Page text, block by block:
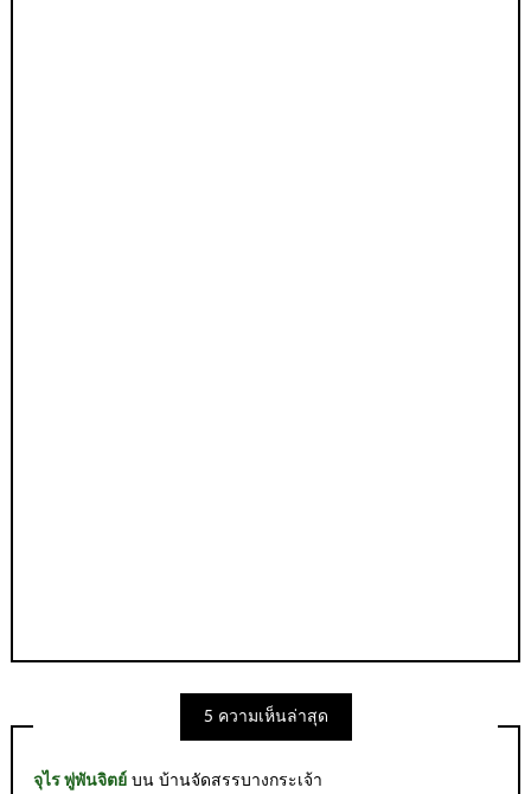
5 ความเห็นล่าสุด
จุไร พู่พันจิตย์ บนบ้านจัดสรรบางกระเจ้า